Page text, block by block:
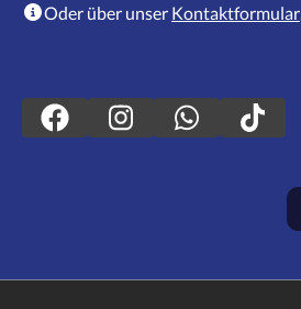
Oder über unser Kontaktformular